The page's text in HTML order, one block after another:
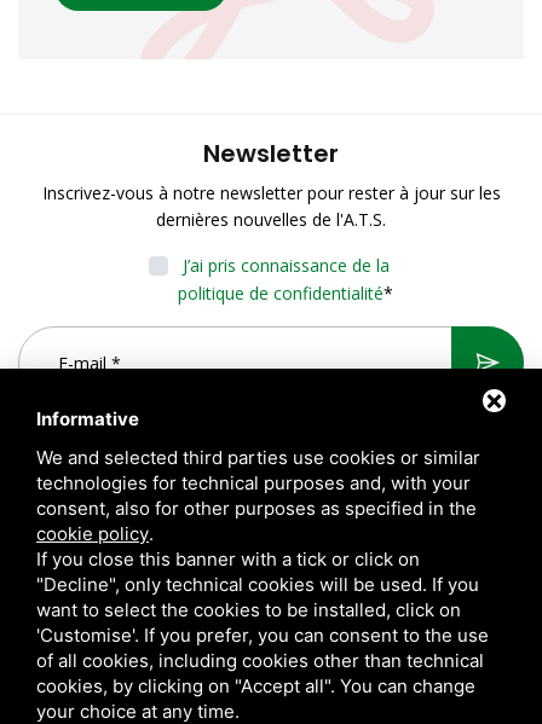
Newsletter
Inscrivez-vous à notre newsletter pour rester à jour sur les
dernières nouvelles de l'A.T.S.
J’ai pris connaissance de la
politique de confidentialité*
A.T.S. S.r.l. Via del Mangano, 4/A 40023 Castel Guelfo di Bologna
(BO) Italy | P.Iva 00824841209 |Privacy|Notes légales|
Sitemap
Informative
We and selected third parties use cookies or similar
technologies for technical purposes and, with your
consent, also for other purposes as specified in the
cookie policy.
If you close this banner with a tick or click on
"Decline", only technical cookies will be used. If you
want to select the cookies to be installed, click on
'Customise'. If you prefer, you can consent to the use
of all cookies, including cookies other than technical
cookies, by clicking on "Accept all". You can change
your choice at any time.